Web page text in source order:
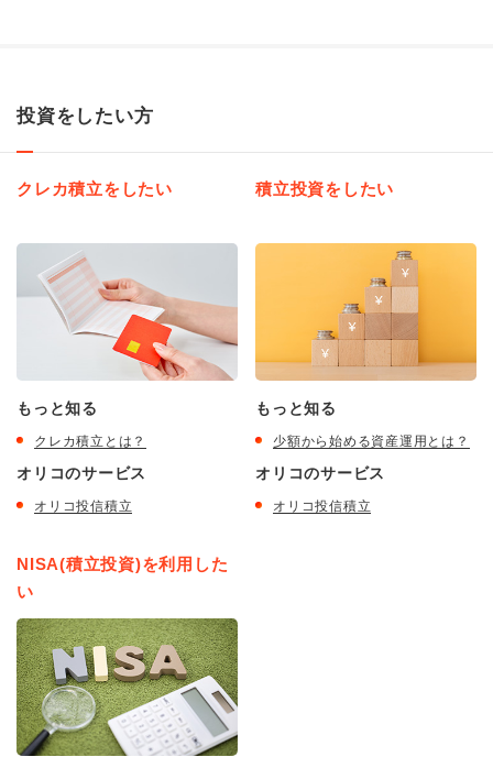
投資をしたい方
クレカ積立をしたい
もっと知る
クレカ積立とは？
オリコのサービス
オリコ投信積立
積立投資をしたい
もっと知る
少額から始める資産運用とは？
オリコのサービス
オリコ投信積立
NISA(積立投資)を利用した
い